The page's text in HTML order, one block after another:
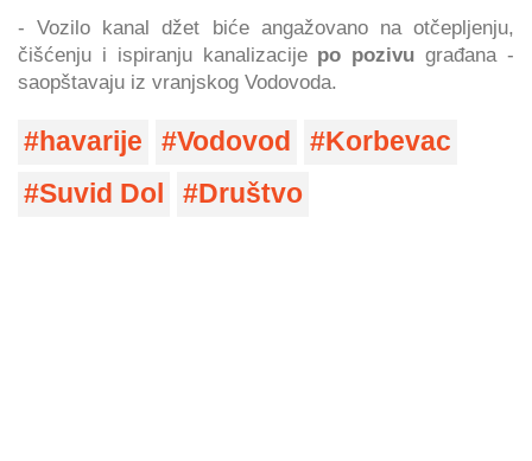
- Vozilo kanal džet biće angažovano na otčepljenju,
čišćenju i ispiranju kanalizacije po pozivugrađana -
saopštavaju iz vranjskog Vodovoda.
havarije Vodovod
Korbevac
Suvid Dol
Društvo